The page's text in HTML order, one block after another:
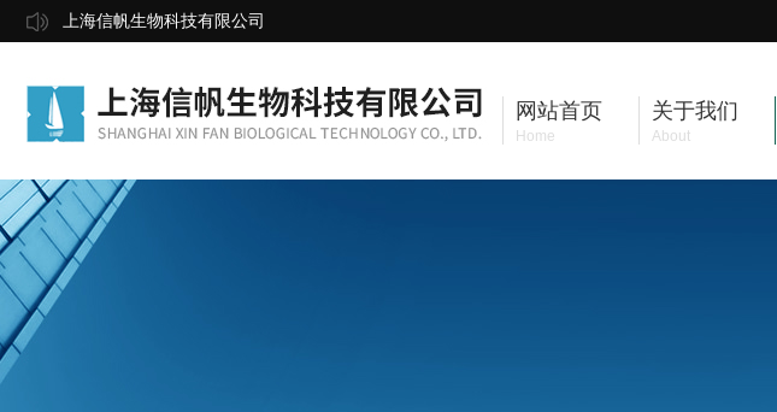
上海信帆生物科技有限公司
网站首页
Home
关于我们
About